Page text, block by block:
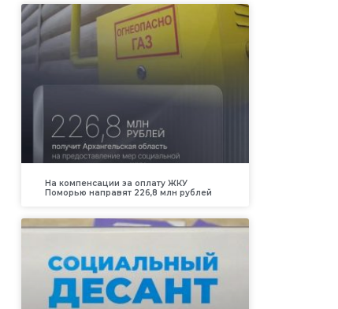
На компенсации за оплату ЖКУ
Поморью направят 226,8 млн рублей